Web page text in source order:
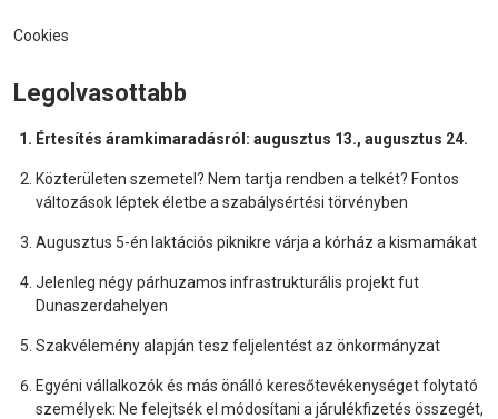
Cookies
Legolvasottabb
Értesítés áramkimaradásról: augusztus 13., augusztus 24.
Közterületen szemetel? Nem tartja rendben a telkét? Fontos
változások léptek életbe a szabálysértési törvényben
Augusztus 5-én laktációs piknikre várja a kórház a kismamákat
Jelenleg négy párhuzamos infrastrukturális projekt fut
Dunaszerdahelyen
Szakvélemény alapján tesz feljelentést az önkormányzat
Egyéni vállalkozók és más önálló keresőtevékenységet folytató
személyek: Ne felejtsék el módosítani a járulékfizetés összegét,